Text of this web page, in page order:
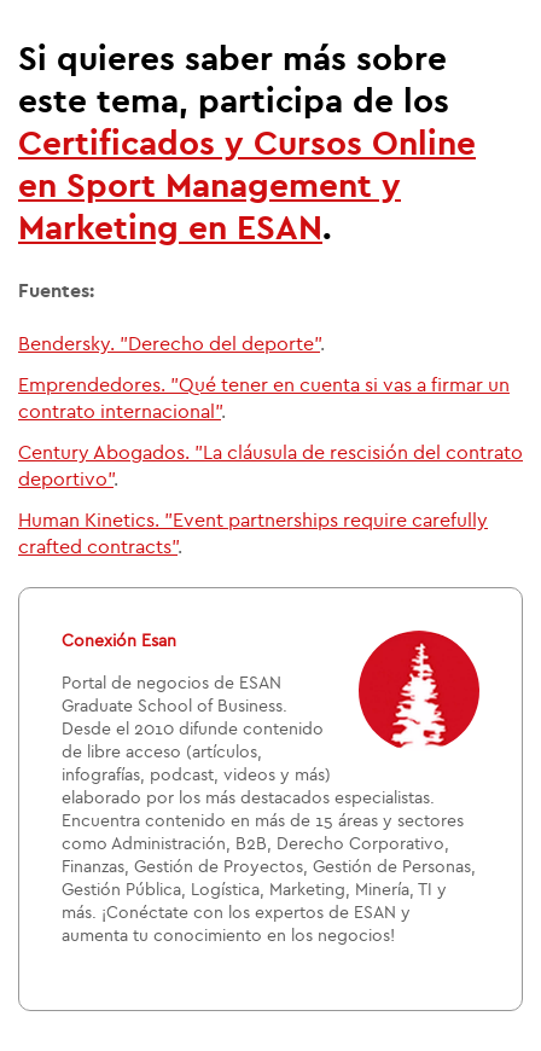
Si quieres saber más sobre
este tema, participa de los
Certificados y Cursos Online
en Sport Management y
Marketing en ESAN .
Fuentes:
Bendersky. "Derecho del deporte".
Emprendedores. "Qué tener en cuenta si vas a firmar un
contrato internacional".
Century Abogados. "La cláusula de rescisión del contrato
deportivo".
Human Kinetics. "Event partnerships require carefully
crafted contracts".
Conexión Esan
Portal de negocios de ESAN
Graduate School of Business.
Desde el 2010 difunde contenido
de libre acceso (artículos,
infografías, podcast, videos y más)
elaborado por los más destacados especialistas.
Encuentra contenido en más de 15 áreas y sectores
como Administración, B2B, Derecho Corporativo,
Finanzas, Gestión de Proyectos, Gestión de Personas,
Gestión Pública, Logística, Marketing, Minería, TI y
más. ¡Conéctate con los expertos de ESAN y
aumenta tu conocimiento en los negocios!